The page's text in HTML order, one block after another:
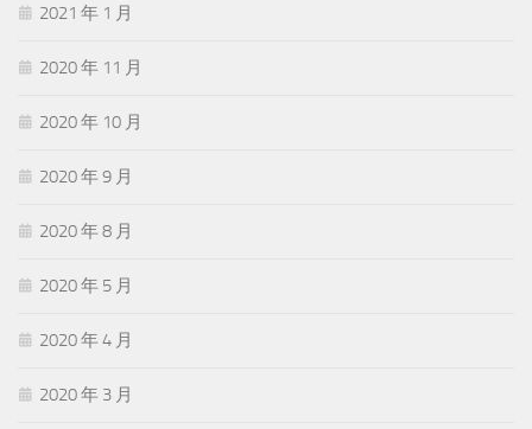
2021 年 1 月
2020 年 11 月
2020 年 10 月
2020 年 9 月
2020 年 8 月
2020 年 5 月
2020 年 4 月
2020 年 3 月